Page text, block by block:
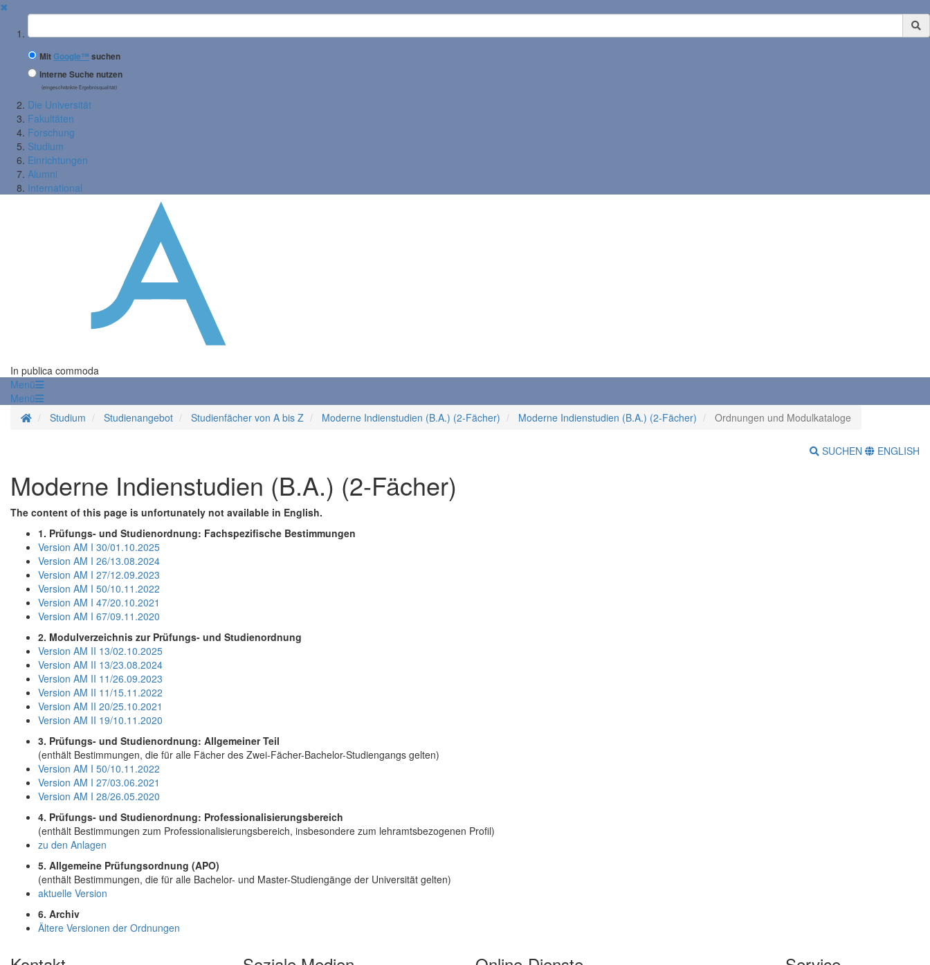
✖
Suchbegriff
MitGoogle™ suchen
Interne Suche nutzen
(eingeschränkte Ergebnisqualität)
Die Universität
Fakultäten
Forschung
Studium
Einrichtungen
Alumni
International
In publica commoda
Menü
Menü
Startseite
Studium Studienangebot Studienfächer von A bis Z Moderne Indienstudien (B.A.) (2-Fächer) Moderne Indienstudien (B.A.) (2-Fächer) Ordnungen und Modulkataloge
SUCHEN ENGLISH
Moderne Indienstudien (B.A.) (2-Fächer)
The content of this page is unfortunately not available in English.
1. Prüfungs- und Studienordnung: Fachspezifische Bestimmungen
Version AM I 30/01.10.2025
Version AM I 26/13.08.2024
Version AM I 27/12.09.2023
Version AM I 50/10.11.2022
Version AM I 47/20.10.2021
Version AM I 67/09.11.2020
2. Modulverzeichnis zur Prüfungs- und Studienordnung
Version AM II 13/02.10.2025
Version AM II 13/23.08.2024
Version AM II 11/26.09.2023
Version AM II 11/15.11.2022
Version AM II 20/25.10.2021
Version AM II 19/10.11.2020
3. Prüfungs- und Studienordnung: Allgemeiner Teil
(enthält Bestimmungen, die für alle Fächer des Zwei-Fächer-Bachelor-Studiengangs gelten)
Version AM I 50/10.11.2022
Version AM I 27/03.06.2021
Version AM I 28/26.05.2020
4. Prüfungs- und Studienordnung: Professionalisierungsbereich
(enthält Bestimmungen zum Professionalisierungsbereich, insbesondere zum lehramtsbezogenen Profil)
zu den Anlagen
5. Allgemeine Prüfungsordnung (APO)
(enthält Bestimmungen, die für alle Bachelor- und Master-Studiengänge der Universität gelten)
aktuelle Version
6. Archiv
Ältere Versionen der Ordnungen